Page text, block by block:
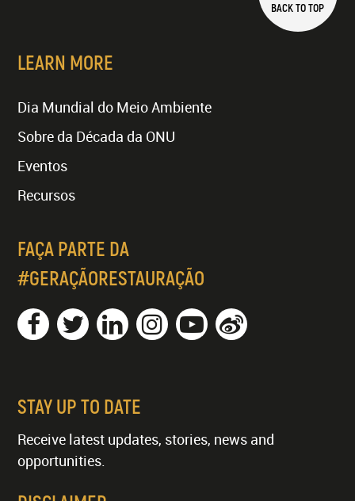
BACK TO TOP
LEARN MORE
Dia Mundial do Meio Ambiente
Sobre da Década da ONU
Eventos
Recursos
FAÇA PARTE DA
#GERAÇÃORESTAURAÇÃO
STAY UP TO DATE
Receive latest updates, stories, news and
opportunities.